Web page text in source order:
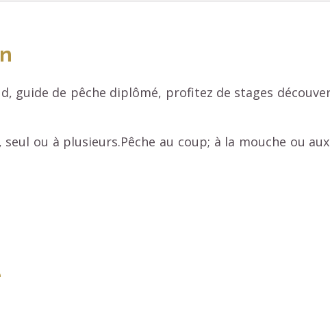
guide de pêche diplômé, profitez de stages
ou à plusieurs.Pêche au coup; à la mouche ou